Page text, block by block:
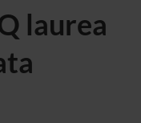
laurea